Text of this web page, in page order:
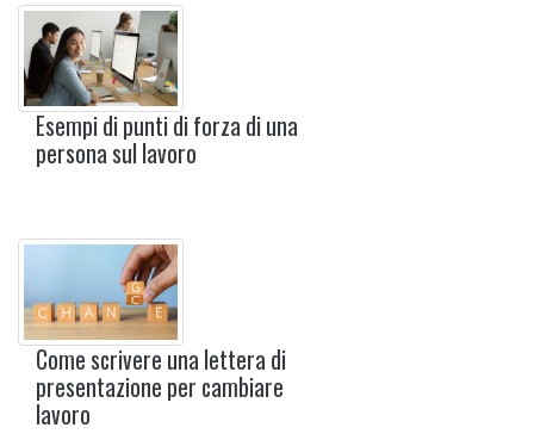
Esempi di punti di forza di una
persona sul lavoro
Come scrivere una lettera di
presentazione per cambiare
lavoro